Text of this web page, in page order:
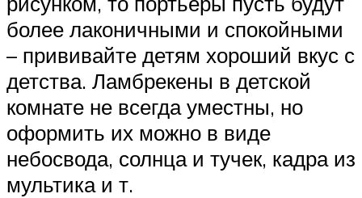
более лаконичными и спокойными
– прививайте детям хороший вкус с
детства. Ламбрекены в детской
комнате не всегда уместны, но
оформить их можно в виде
небосвода, солнца и тучек, кадра из
мультика и т.